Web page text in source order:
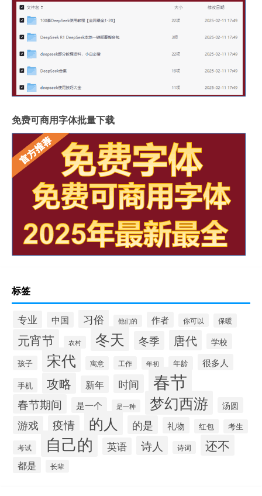
免费可商用字体批量下载
标签
专业 中国 习俗 他们的 作者 你可以 保暖
元宵节 农村 冬天 冬季 唐代 学校
孩子 宋代 寓意 工作 年初 年龄 很多人
手机 攻略 新年 时间 春节
春节期间 是一个 是一种 梦幻西游 汤圆
游戏 疫情 的人 的是 礼物 红包
考生
考试
自己的 英语 诗人 诗词 还不
都是 长辈